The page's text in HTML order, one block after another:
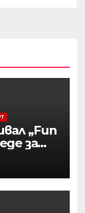
„Fun
за